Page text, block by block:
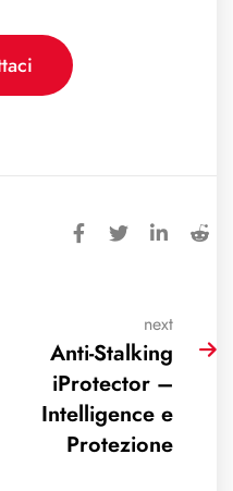
next
Anti-Stalking
iProtector –
Intelligence e
Protezione